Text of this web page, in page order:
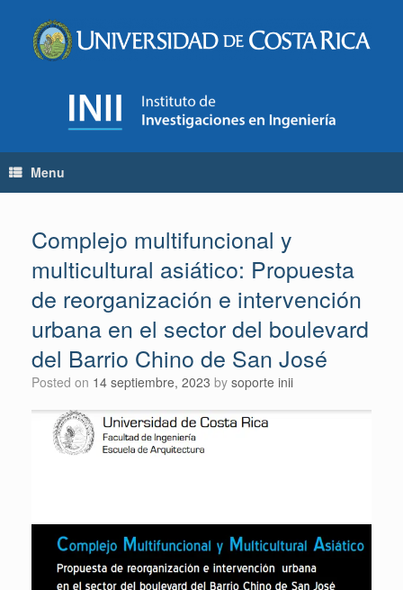
content
Menu
Complejo multifuncional y
multicultural asiático: Propuesta
de reorganización e intervención
urbana en el sector del boulevard
del Barrio Chino de San José
Posted on 14 septiembre, 2023 by soporte inii